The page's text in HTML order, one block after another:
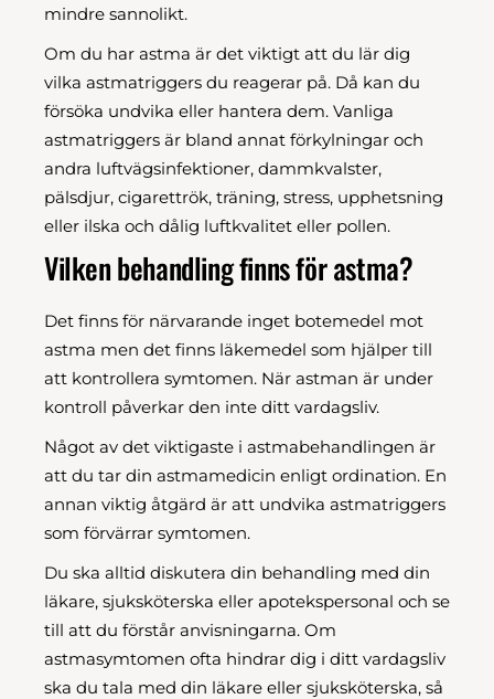
mindre sannolikt.
Om du har astma är det viktigt att du lär dig
vilka astmatriggers du reagerar på. Då kan du
försöka undvika eller hantera dem. Vanliga
astmatriggers är bland annat förkylningar och
andra luftvägsinfektioner, dammkvalster,
pälsdjur, cigarettrök, träning, stress, upphetsning
eller ilska och dålig luftkvalitet eller pollen.
Vilken behandling finns för astma?
Det finns för närvarande inget botemedel mot
astma men det finns läkemedel som hjälper till
att kontrollera symtomen. När astman är under
kontroll påverkar den inte ditt vardagsliv.
Något av det viktigaste i astmabehandlingen är
att du tar din astmamedicin enligt ordination. En
annan viktig åtgärd är att undvika astmatriggers
som förvärrar symtomen.
Du ska alltid diskutera din behandling med din
läkare, sjuksköterska eller apotekspersonal och se
till att du förstår anvisningarna. Om
astmasymtomen ofta hindrar dig i ditt vardagsliv
ska du tala med din läkare eller sjuksköterska, så